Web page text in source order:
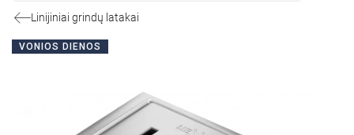
Linijiniai grindų latakai
VONIOS DIENOS